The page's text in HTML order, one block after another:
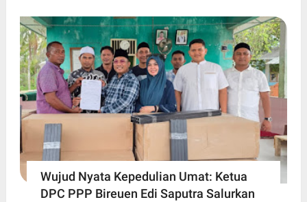
Wujud Nyata Kepedulian Umat: Ketua
DPC PPP Bireuen Edi Saputra Salurkan